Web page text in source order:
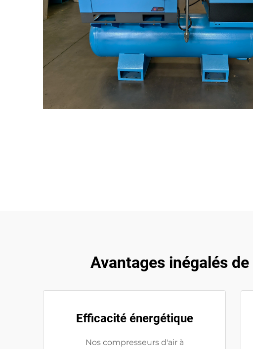
Avantages inégalés
Efficacité énergétique
Nos compresseurs d'air à